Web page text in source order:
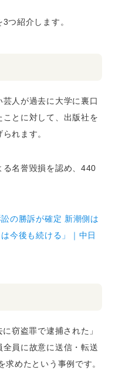
つ紹介します。
人が過去に大学に裏口
とに対して、出版社を
れます。
る名誉毀損を認め、440
の勝訴が確定 新潮側は
今後も続ける」｜中日
窃盗罪で逮捕された」
員に故意に送信・転送
求めたという事例です。